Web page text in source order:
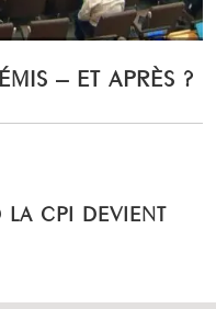
– ET APRÈS ?
LA CPI DEVIENT